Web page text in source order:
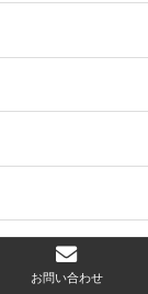
お問い合わせ